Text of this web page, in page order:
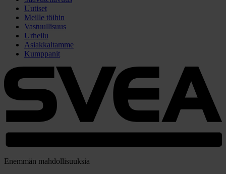
Uutiset
Meille töihin
Vastuullisuus
Urheilu
Asiakkaitamme
Kumppanit
Enemmän mahdollisuuksia